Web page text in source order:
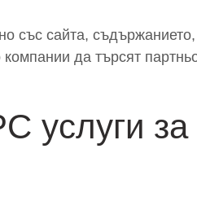
със сайта,
да търсят
услуги